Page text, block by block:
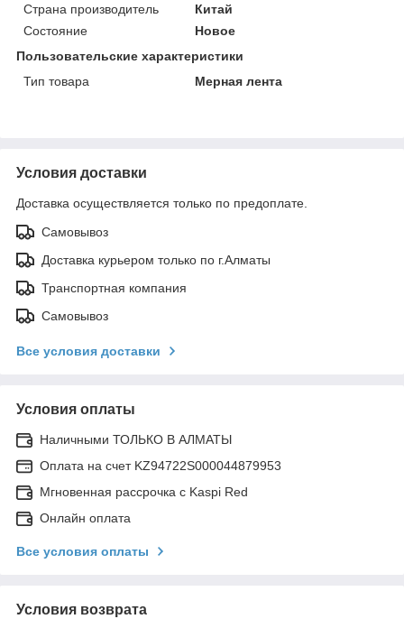
Страна производитель
Китай
Состояние
Новое
Пользовательские характеристики
Тип товара
Мерная лента
Условия доставки
Доставка осуществляется только по предоплате.
Самовывоз
Доставка курьером только по г.Алматы
Транспортная компания
Самовывоз
Все условия доставки
Условия оплаты
Наличными ТОЛЬКО В АЛМАТЫ
Оплата на счет KZ94722S000044879953
Мгновенная рассрочка с Kaspi Red
Онлайн оплата
Все условия оплаты
Условия возврата